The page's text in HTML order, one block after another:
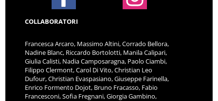
COLLABORATORI
Francesca Arcaro, Massimo Altini, Corrado Bellora,
Nadine Blanc, Riccardo Bortolotti, Manila Calipari,
Giulia Calisti, Nadia Camposaragna, Paolo Ciambi,
Filippo Clermont, Carol Di Vito, Christian Leo
Dufour, Christian Evaspasiano, Giuseppe Farinella,
Enrico Formento Dojot, Bruno Fracasso, Fabio
Francesconi, Sofia Fregnani, Giorgia Gambino,